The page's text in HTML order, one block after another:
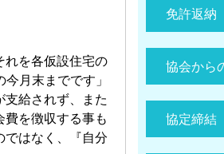
れを各仮設住宅の
月末までです」
給されず、また
を徴収する事も
はなく、『自分
免許返納
協会から
協定締結